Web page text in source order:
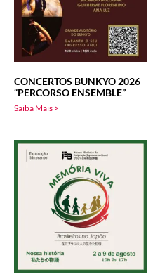
CONCERTOS BUNKYO 2026
“PERCORSO ENSEMBLE”
Saiba Mais >